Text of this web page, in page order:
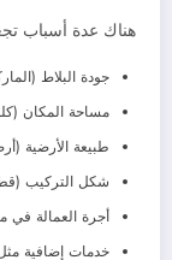
هناك عدة أسباب
جودة البلاط
مساحة المكان
طبيعة الأرضية
شكل التركيب
أجرة العمالة في
خدمات إضافية